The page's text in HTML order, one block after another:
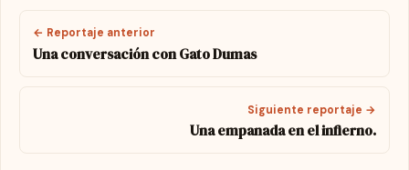
← Reportaje anterior
Una conversación con Gato Dumas
Siguiente reportaje →
Una empanada en el infierno.